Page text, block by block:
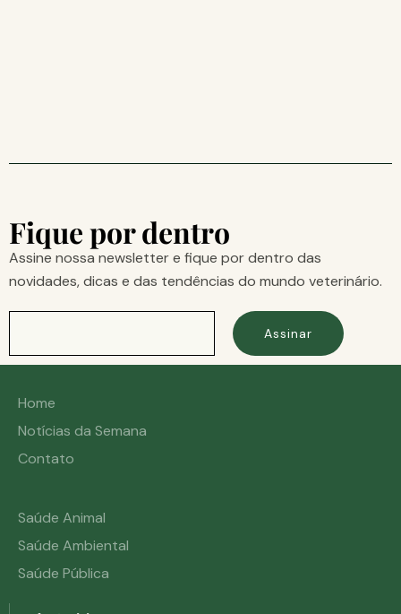
Fique por dentro
Assine nossa newsletter e fique por dentro das
novidades, dicas e das tendências do mundo veterinário.
Assinar
Home
Notícias da Semana
Contato
Saúde Animal
Saúde Ambiental
Saúde Pública